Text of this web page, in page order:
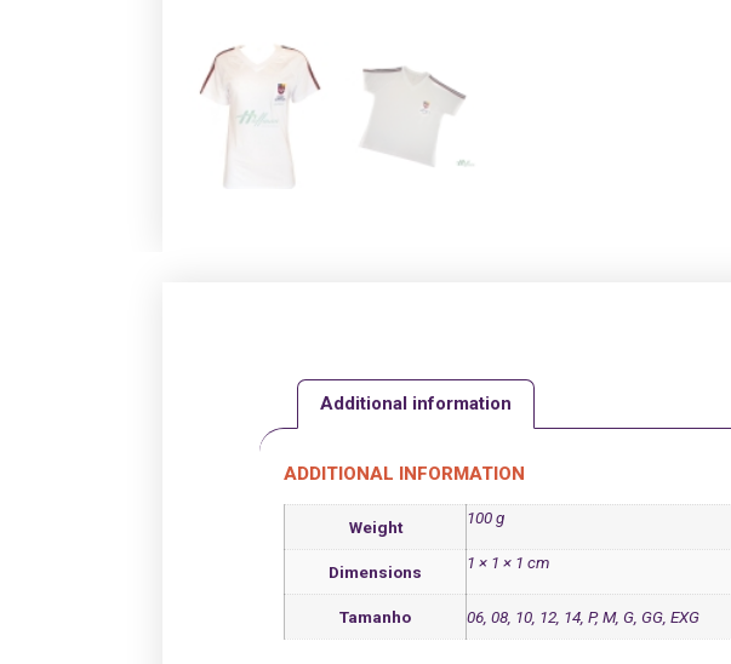
Additional information
ADDITIONAL INFORMATION
Weight 100 g
Dimensions 1 × 1 × 1 cm
Tamanho 06, 08, 10, 12, 14, P, M, G, GG, EXG